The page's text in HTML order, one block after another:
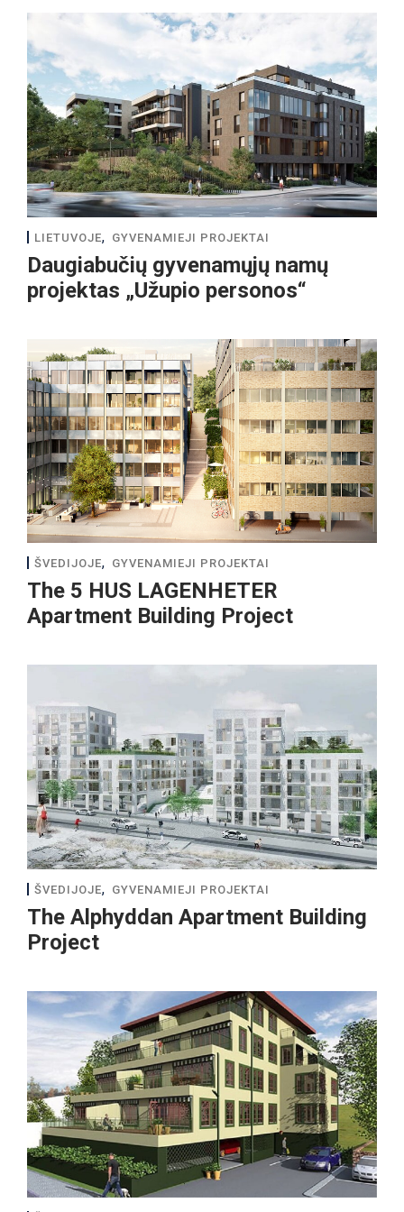
LIETUVOJE, GYVENAMIEJI PROJEKTAI
Daugiabučių gyvenamųjų namų
projektas „Užupio personos“
ŠVEDIJOJE, GYVENAMIEJI PROJEKTAI
The 5 HUS LAGENHETER
Apartment Building Project
ŠVEDIJOJE, GYVENAMIEJI PROJEKTAI
The Alphyddan Apartment Building
Project